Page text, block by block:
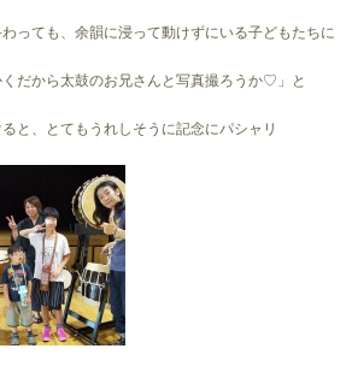
っても、余韻に浸って動けずにいる子どもたちに
くだから太鼓のお兄さんと写真撮ろうか♡」と
と、とてもうれしそうに記念にパシャリ